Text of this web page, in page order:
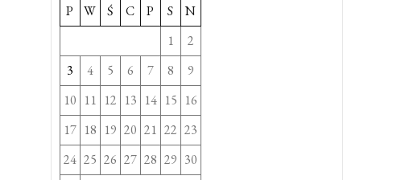
P W Ś C P S
N
1
2
3
4 5 6 7 8
9
10 11 12 13 14 15 16
17 18 19 20 21 22 23
24 25 26 27 28 29 30